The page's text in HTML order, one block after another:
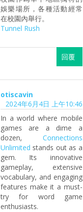
娛樂場所，各種活動經常
在校園內舉行。
Tunnel Rush
回覆
otiscavin
2024年6月4日 上午10:46
In a world where mobile
games are a dime a
dozen, Connections
Unlimited stands out as a
gem. Its innovative
gameplay, extensive
vocabulary, and engaging
features make it a must-
try for word game
enthusiasts.